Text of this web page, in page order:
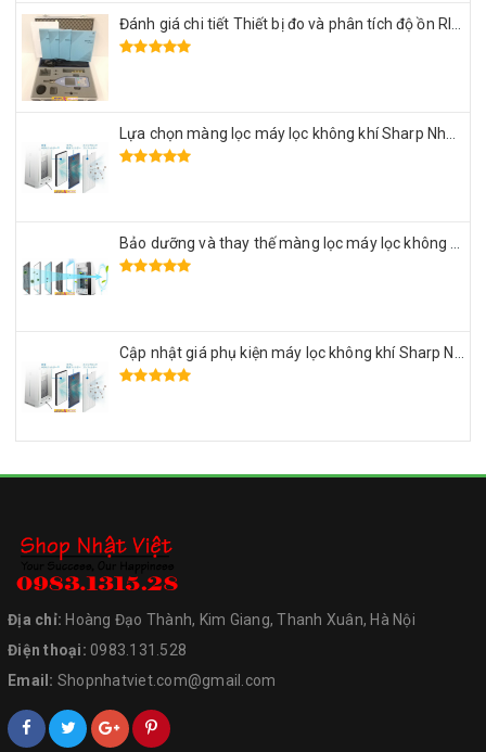
Địa chỉ: Hoàng Đạo Thành, Kim Giang, Thanh Xuân, Hà Nội
Điện thoại: 0983.131.528
Email: Shopnhatviet.com@gmail.com